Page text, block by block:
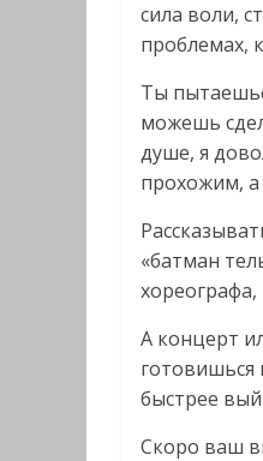
сила воли,
проблемах,
Ты
можешь
душе, я
прохожим, а
«батман
А концерт
готовишься
быстрее
Скоро ваш